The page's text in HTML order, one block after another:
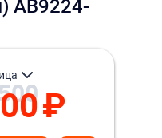
AB9224-
₽